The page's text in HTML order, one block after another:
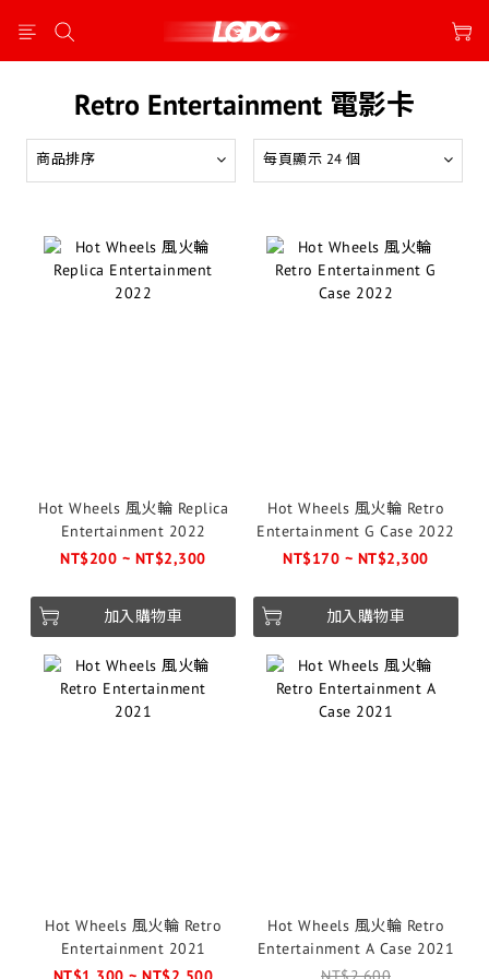
Retro Entertainment 電影卡
商品排序 每頁顯示 24 個
Hot Wheels 風火輪 Replica
Entertainment 2022
NT$200 ~ NT$2,300
加入購物車
Hot Wheels 風火輪 Retro
Entertainment G Case 2022
NT$170 ~ NT$2,300
加入購物車
Hot Wheels 風火輪 Retro
Entertainment 2021
Hot Wheels 風火輪 Retro
Entertainment A Case 2021